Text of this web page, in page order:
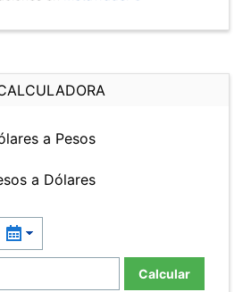
a Pesos
a Dólares
Calcular